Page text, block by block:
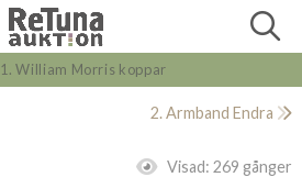
1. William Morris koppar
2. Armband Endra
Visad: 269 gånger